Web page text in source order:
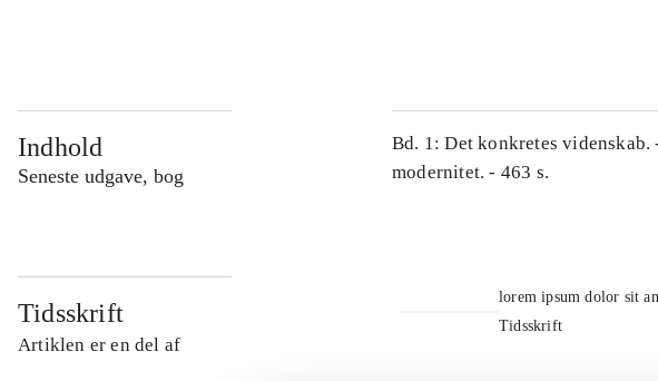
Indhold
Seneste udgave, bog
Bd. 1: Det konkretes
modernitet. - 463 s.
Tidsskrift
Artiklen er en del af
lorem ipsum dolor sit
Tidsskrift